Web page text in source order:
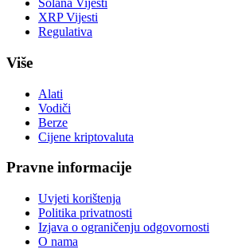
Solana Vijesti
XRP Vijesti
Regulativa
Više
Alati
Vodiči
Berze
Cijene kriptovaluta
Pravne informacije
Uvjeti korištenja
Politika privatnosti
Izjava o ograničenju odgovornosti
O nama